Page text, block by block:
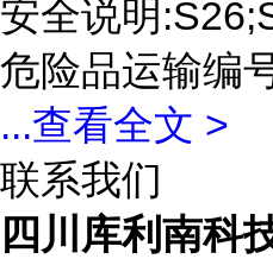
安全说明
危险品运输编
...查看全文 >
联系我们
四川库利南科